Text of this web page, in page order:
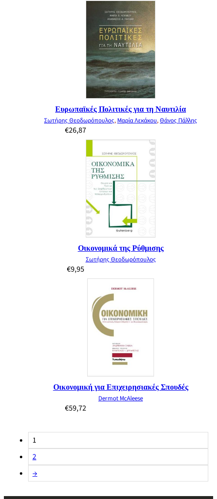
Ευρωπαϊκές Πολιτικές για τη Ναυτιλία
Σωτήρης Θεοδωρόπουλος, Μαρία Λεκάκου,Θάνος Πάλλης
€26,87
Οικονομικά της Ρύθμισης
Σωτήρης Θεοδωρόπουλος
€9,95
Οικονομική για Επιχειρησιακές Σπουδές
Dermot McAleese
€59,72
1
2
→